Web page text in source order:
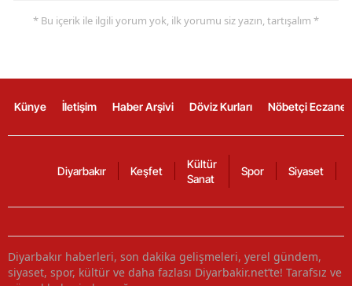
* Bu içerik ile ilgili yorum yok, ilk yorumu siz yazın, tartışalım *
Künye İletişim Haber Arşivi Döviz Kurları Nöbetçi
Diyarbakır Keşfet
Kültür
Sanat
Spor Siyaset
Diyarbakır haberleri, son dakika gelişmeleri, yerel gündem,
siyaset, spor, kültür ve daha fazlası Diyarbakir.net’te! Tarafsız ve